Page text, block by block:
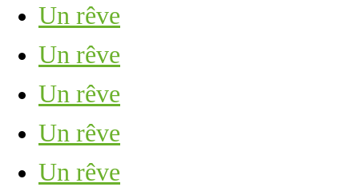
Un rêve
Un rêve
Un rêve
Un rêve
Un rêve